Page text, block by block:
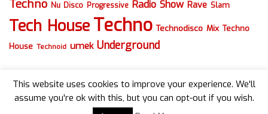
Techno Nu Disco Progressive Radio Show Rave Slam
Tech House Techno Technodisco Mix Techno
House Technoid umek Underground
This website uses cookies to improve your experience. We'll
assume you're ok with this, but you can opt-out if you wish.